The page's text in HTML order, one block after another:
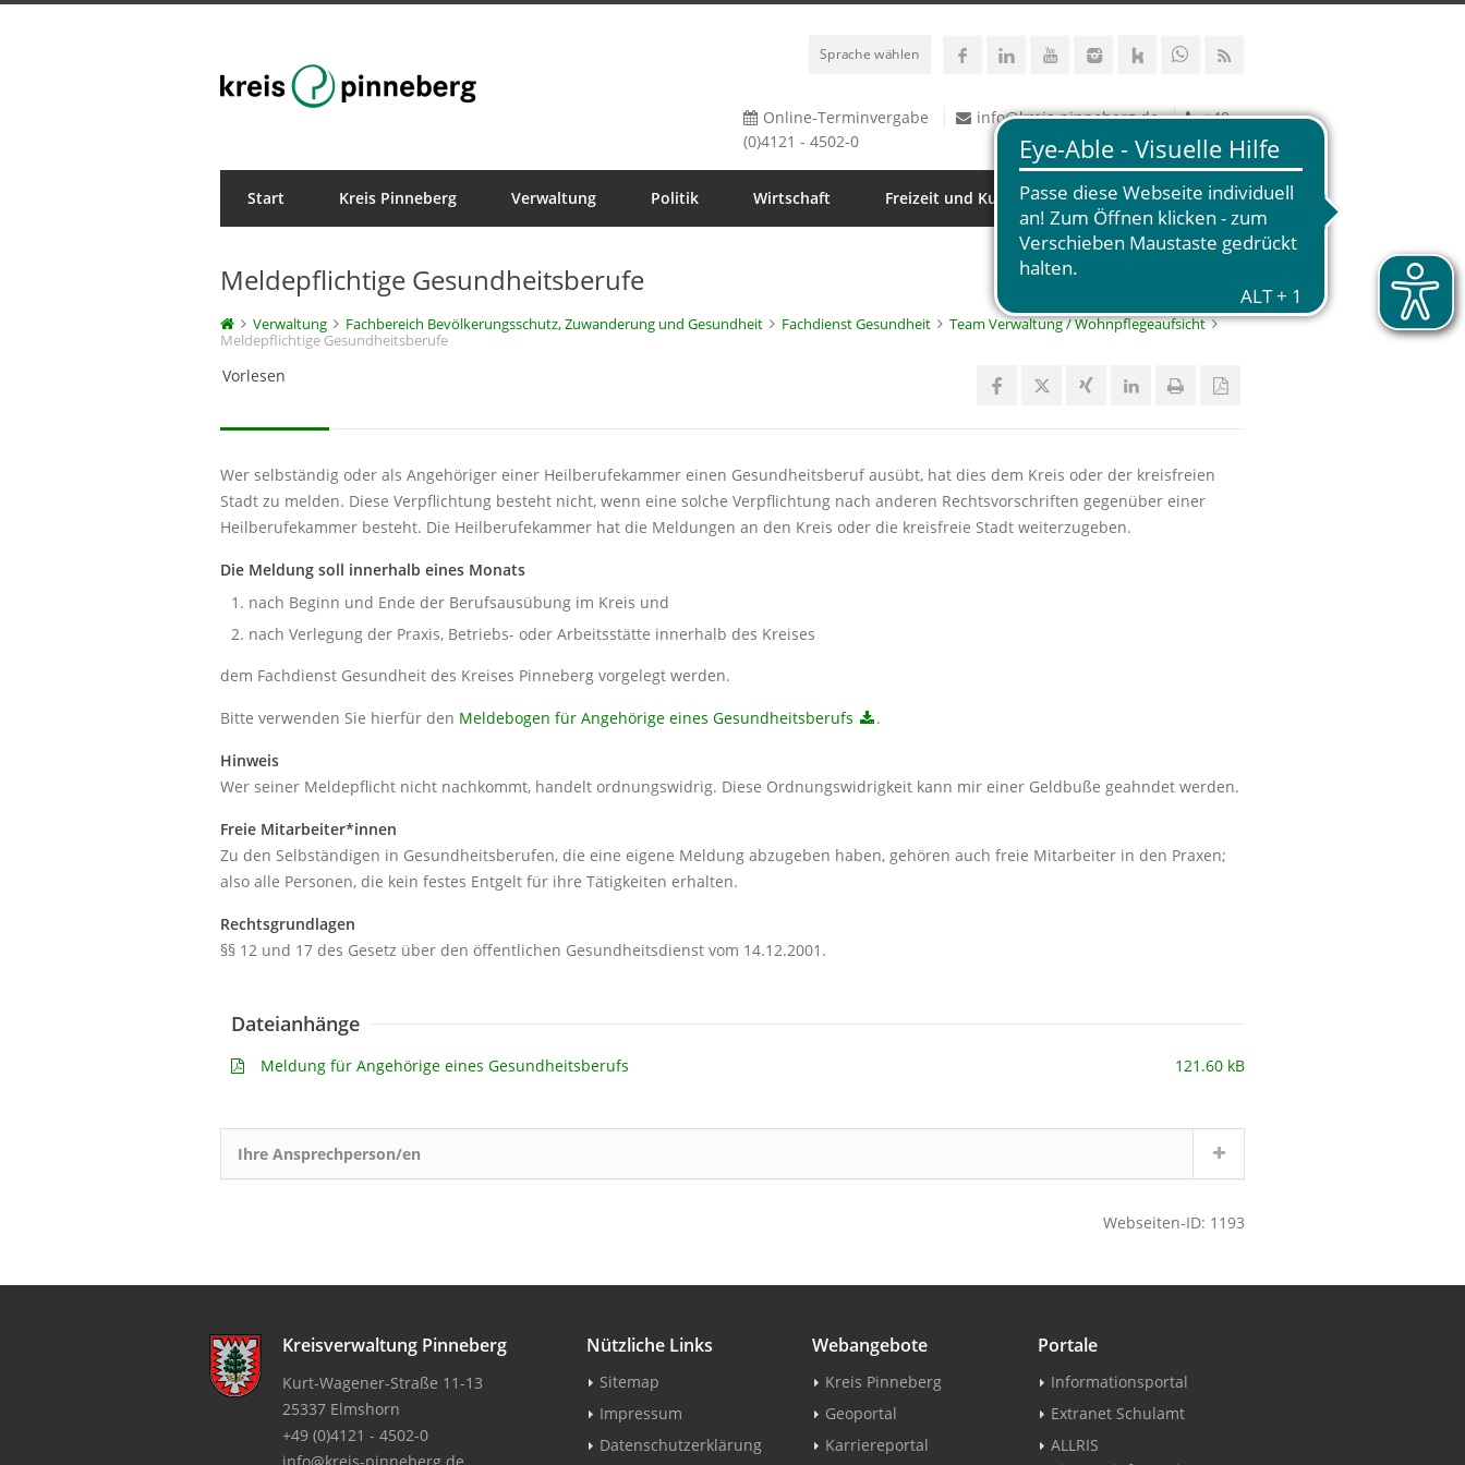
Sprache wählen
Online-Terminvergabe info@kreis-pinneberg.de
+49
(0)4121 - 4502-0
Start Kreis Pinneberg Verwaltung Politik Wirtschaft Freizeit und Kultur
Meldepflichtige Gesundheitsberufe
Verwaltung Fachbereich Bevölkerungsschutz, Zuwanderung und Gesundheit Fachdienst Gesundheit
Team Verwaltung / Wohnpflegeaufsicht
Meldepflichtige Gesundheitsberufe
Vorlesen
Wer selbständig oder als Angehöriger einer Heilberufekammer einen Gesundheitsberuf ausübt, hat dies dem Kreis oder der kreisfreien
Stadt zu melden. Diese Verpflichtung besteht nicht, wenn eine solche Verpflichtung nach anderen Rechtsvorschriften gegenüber einer
Heilberufekammer besteht. Die Heilberufekammer hat die Meldungen an den Kreis oder die kreisfreie Stadt weiterzugeben.
Die Meldung soll innerhalb eines Monats
nach Beginn und Ende der Berufsausübung im Kreis und
nach Verlegung der Praxis, Betriebs- oder Arbeitsstätte innerhalb des Kreises
dem Fachdienst Gesundheit des Kreises Pinneberg vorgelegt werden.
Bitte verwenden Sie hierfür den Meldebogen für Angehörige eines Gesundheitsberufs .
Hinweis
Wer seiner Meldepflicht nicht nachkommt, handelt ordnungswidrig. Diese Ordnungswidrigkeit kann mir einer Geldbuße geahndet werden.
Freie Mitarbeiter*innen
Zu den Selbständigen in Gesundheitsberufen, die eine eigene Meldung abzugeben haben, gehören auch freie Mitarbeiter in den Praxen;
also alle Personen, die kein festes Entgelt für ihre Tätigkeiten erhalten.
Rechtsgrundlagen
§§ 12 und 17 des Gesetz über den öffentlichen Gesundheitsdienst vom 14.12.2001.
Dateianhänge
Meldung für Angehörige eines Gesundheitsberufs 121.60 kB
Ihre Ansprechperson/en
Webseiten-ID: 1193
Kreisverwaltung Pinneberg
Kurt-Wagener-Straße 11-13
25337 Elmshorn
+49 (0)4121 - 4502-0
Nützliche Links
Sitemap
Impressum
Datenschutzerklärung
Webangebote
Kreis Pinneberg
Geoportal
Karriereportal
Portale
Informationsportal
Extranet Schulamt
ALLRIS